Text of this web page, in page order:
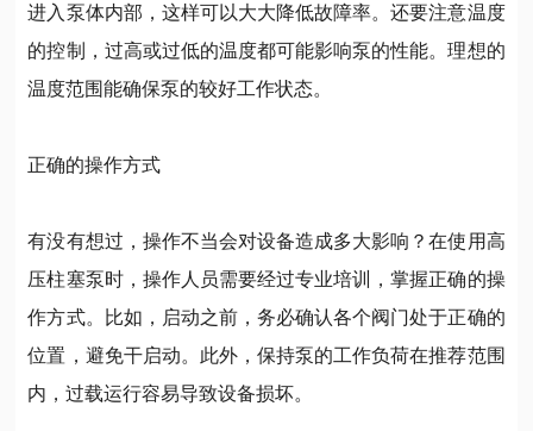
进入泵体内部，这样可以大大降低故障率。还要注意温度
的控制，过高或过低的温度都可能影响泵的性能。理想的
温度范围能确保泵的较好工作状态。
正确的操作方式
有没有想过，操作不当会对设备造成多大影响？在使用高
压柱塞泵时，操作人员需要经过专业培训，掌握正确的操
作方式。比如，启动之前，务必确认各个阀门处于正确的
位置，避免干启动。此外，保持泵的工作负荷在推荐范围
内，过载运行容易导致设备损坏。